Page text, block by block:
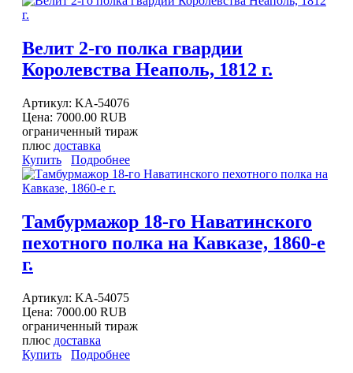
Велит 2-го полка гвардии
Королевства Неаполь, 1812 г.
Артикул: KA-54076
Цена: 7000.00 RUB
ограниченный тираж
плюс доставка
Купить
Подробнее
Тамбурмажор 18-го Наватинского
пехотного полка на Кавказе, 1860-е
г.
Артикул: KA-54075
Цена: 7000.00 RUB
ограниченный тираж
плюс доставка
Купить
Подробнее